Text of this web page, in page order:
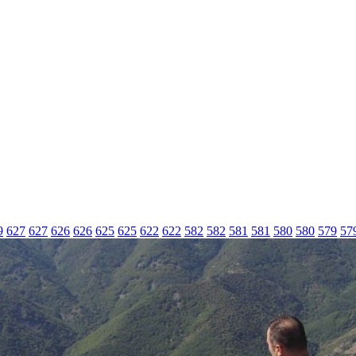
627 627 626 626 625 625 622 622 582 582 581 581 580 580 579